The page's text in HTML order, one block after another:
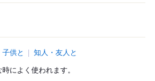
子供と 知人・友人と
時によく使われます。